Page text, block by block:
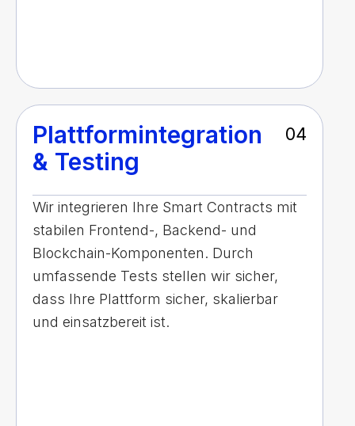
Plattformintegration
& Testing
04
Wir integrieren Ihre Smart Contracts mit
stabilen Frontend-, Backend- und
Blockchain-Komponenten. Durch
umfassende Tests stellen wir sicher,
dass Ihre Plattform sicher, skalierbar
und einsatzbereit ist.